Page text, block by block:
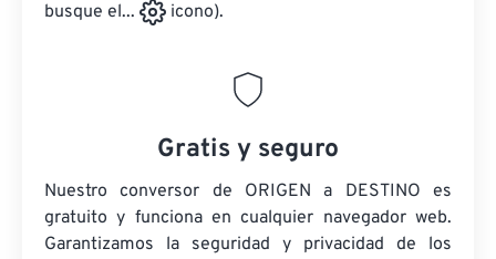
busque el...
icono).
Gratis y seguro
Nuestro conversor de ORIGEN a DESTINO es
gratuito y funciona en cualquier navegador web.
Garantizamos la seguridad y privacidad de los